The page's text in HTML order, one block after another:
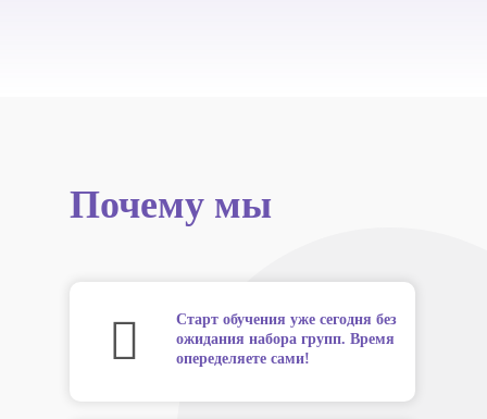
Почему мы
Старт обучения уже сегодня без
ожидания набора групп. Время
опеределяете сами!